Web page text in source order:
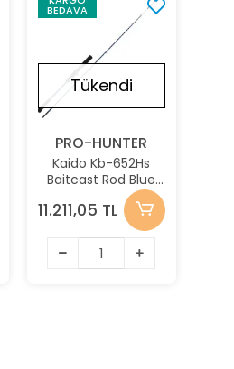
BEDAVA Stokta Yok
Tükendi
PRO-HUNTER
Kaido Kb-652Hs
Baitcast Rod Blue
Jig Kamışı
11.211,05 TL